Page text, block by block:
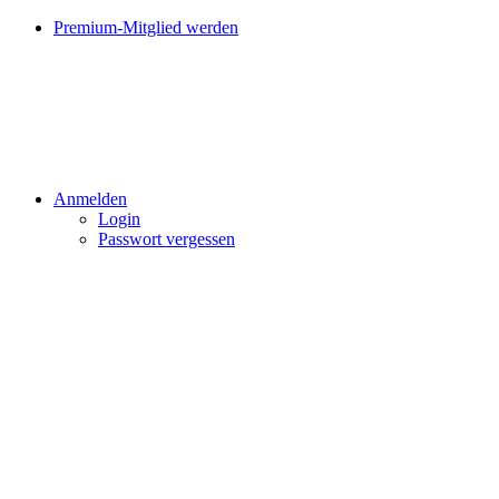
Premium-Mitglied werden
Anmelden
Login
Passwort vergessen